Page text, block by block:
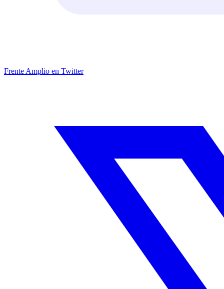
Frente Amplio en Twitter